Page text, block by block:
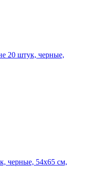
20 штук, черные,
черные, 54х65 см,